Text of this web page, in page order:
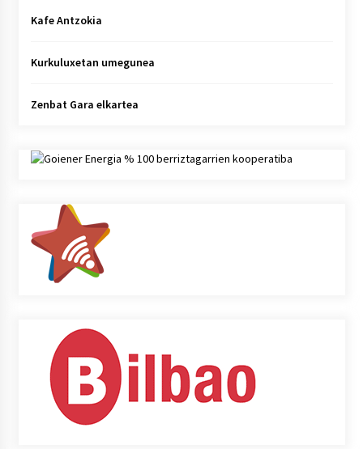
Kafe Antzokia
Kurkuluxetan umegunea
Zenbat Gara elkartea